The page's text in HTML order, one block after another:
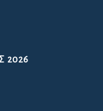
2026